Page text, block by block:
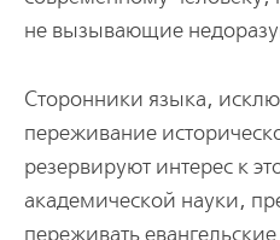
не вызывающие
Сторонники языка,
переживание
резервируют интерес к
академической науки,